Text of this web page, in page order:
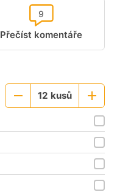
Přečíst komentáře
9
Menší12 kusů
Větší
porce